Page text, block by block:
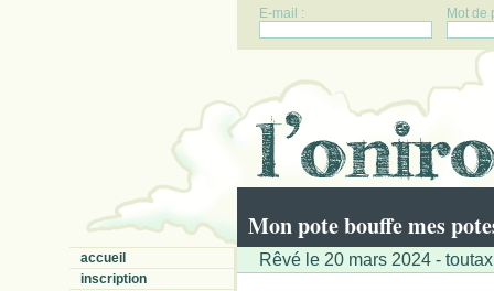
E-mail : Mot de
Mon pote bouffe mes
accueil
inscription
Rêvé le 20 mars 2024 -